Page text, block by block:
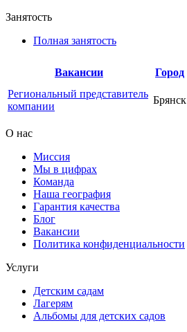
Занятость
Полная занятость
Вакансии Город
Региональный представитель
компании
Брянск
О нас
Миссия
Мы в цифрах
Команда
Наша география
Гарантия качества
Блог
Вакансии
Политика конфиденциальности
Услуги
Детским садам
Лагерям
Альбомы для детских садов